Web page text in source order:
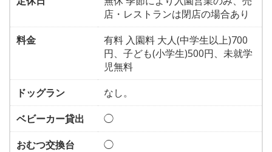
店・レストランは閉店の場合あり
料金
有料 入園料 大人(中学生以上)700
円、子ども(小学生)500円、未就学
児無料
ドッグラン
なし。
ベビーカー貸出
◯
おむつ交換台
◯